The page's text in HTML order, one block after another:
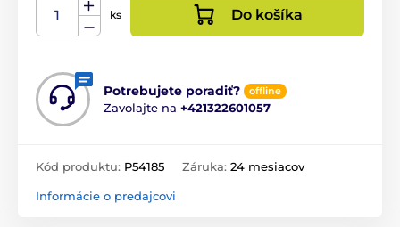
ks Do košíka
Potrebujete poradiť? offline
Zavolajte na +421322601057
Kód produktu: P54185 Záruka: 24 mesiacov
Informácie o predajcovi